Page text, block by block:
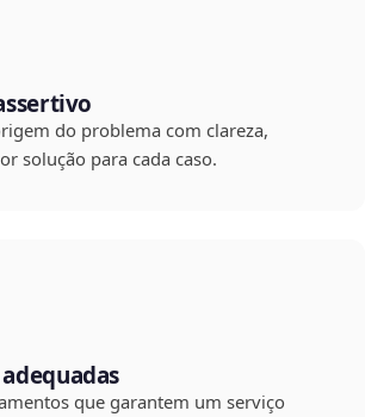
do problema com clareza,
solução para cada caso.
que garantem um serviço